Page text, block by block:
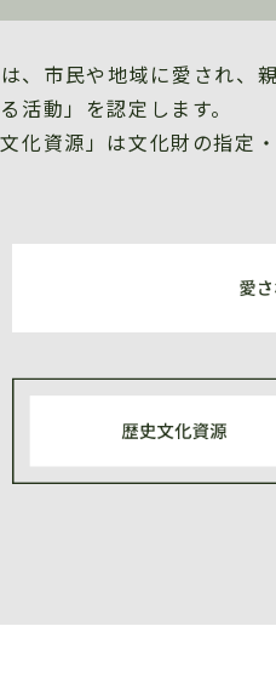
、市民や地域に愛され、
活動」を認定します。
化資源」は文化財の指定